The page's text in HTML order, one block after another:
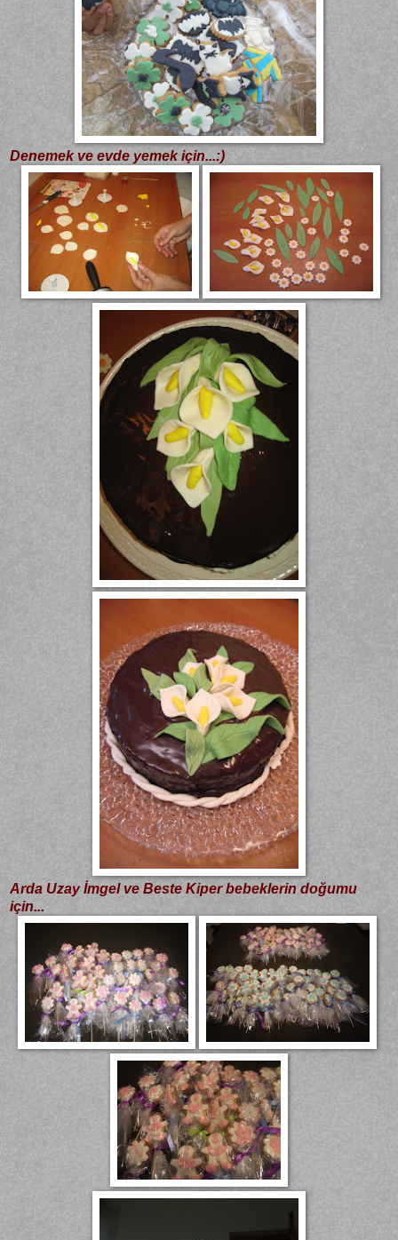
Denemek ve evde yemek için...:)
Arda Uzay İmgel ve Beste Kiper bebeklerin doğumu
için...